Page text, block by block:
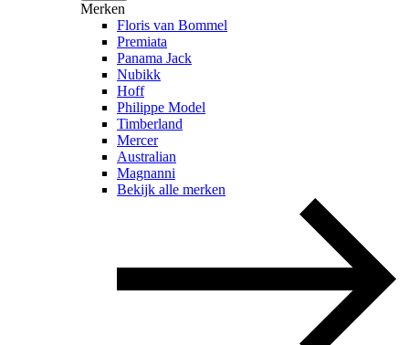
Merken
Floris van Bommel
Premiata
Panama Jack
Nubikk
Hoff
Philippe Model
Timberland
Mercer
Australian
Magnanni
Bekijk alle merken